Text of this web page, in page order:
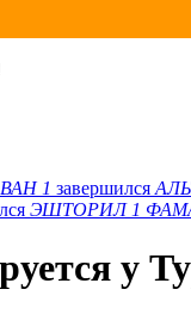
1 завершился
ЭШТОРИЛ 1
у